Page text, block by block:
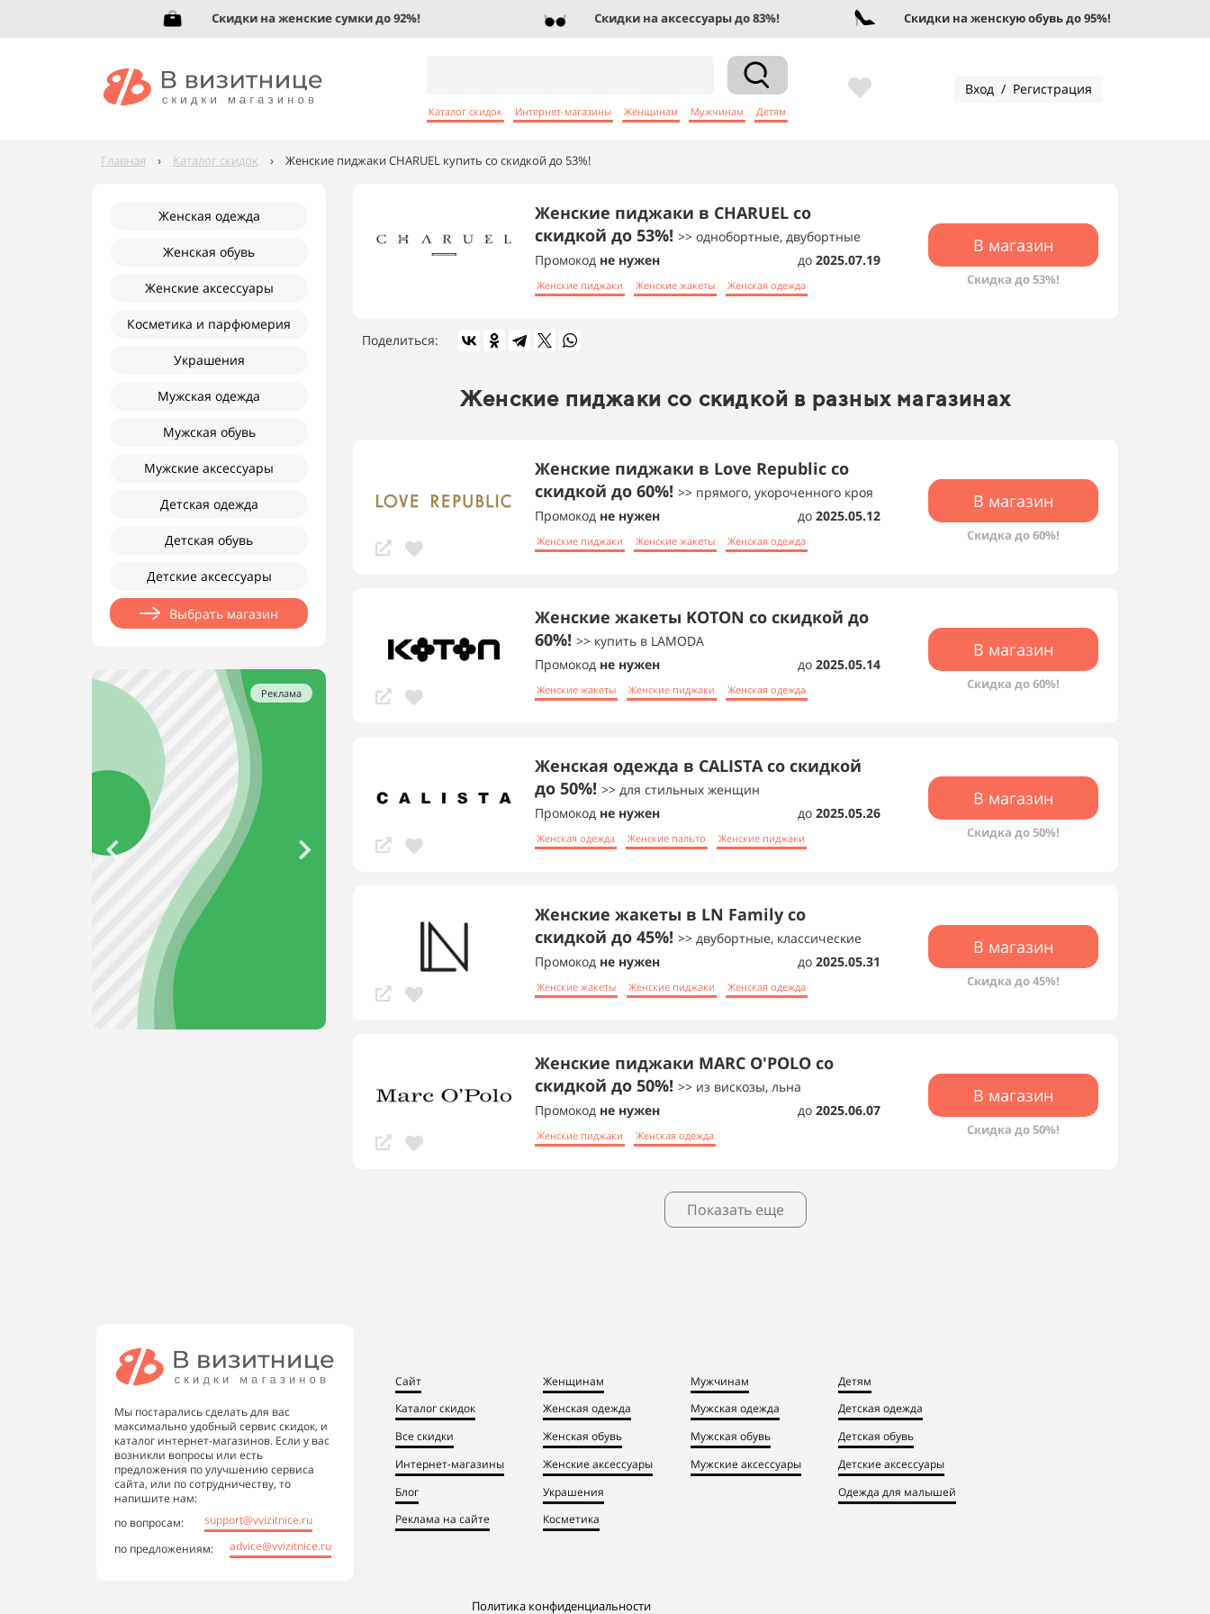
Скидки на женские сумки до 92%! Скидки на аксессуары до 83%! Скидки на женскую обувь до 95%!
Каталог скидок Интернет-магазины Женщинам Мужчинам Детям
Вход / Регистрация
Главная › Каталог скидок › Женские пиджаки CHARUEL купить со скидкой до 53%!
Женская одежда
Женская обувь
Женские аксессуары
Косметика и парфюмерия
Украшения
Мужская одежда
Мужская обувь
Мужские аксессуары
Детская одежда
Детская обувь
Детские аксессуары
Выбрать магазин
Реклама
Женские пиджаки в CHARUEL со
скидкой до 53%! >> однобортные, двубортные
Промокод не нужен до 2025.07.19
Женские пиджаки Женские жакеты Женская одежда
В магазин
Скидка до 53%!
Поделиться:
Женские пиджаки со скидкой в разных магазинах
Женские пиджаки в Love Republic со
скидкой до 60%! >> прямого, укороченного кроя
Промокод не нужен до 2025.05.12
Женские пиджаки Женские жакеты Женская одежда
В магазин
Скидка до 60%!
Женские жакеты KOTON со скидкой до
60%! >> купить в LAMODA
Промокод не нужен до 2025.05.14
Женские жакеты Женские пиджаки Женская одежда
В магазин
Скидка до 60%!
Женская одежда в CALISTA со скидкой
до 50%! >> для стильных женщин
Промокод не нужен до 2025.05.26
Женская одежда Женские пальто Женские пиджаки
В магазин
Скидка до 50%!
Женские жакеты в LN Family со
скидкой до 45%! >> двубортные, классические
Промокод не нужен до 2025.05.31
Женские жакеты Женские пиджаки Женская одежда
В магазин
Скидка до 45%!
Женские пиджаки MARC O'POLO со
скидкой до 50%! >> из вискозы, льна
Промокод не нужен до 2025.06.07
Женские пиджаки Женская одежда
В магазин
Скидка до 50%!
Показать еще
Мы постарались сделать для вас
максимально удобный сервис скидок, и
каталог интернет-магазинов. Если у вас
возникли вопросы или есть
предложения по улучшению сервиса
сайта, или по сотрудничеству, то
напишите нам:
по вопросам:
support@vvizitnice.ru
по предложениям:
advice@vvizitnice.ru
Сайт
Каталог скидок
Все скидки
Интернет-магазины
Блог
Реклама на сайте
Женщинам
Женская одежда
Женская обувь
Женские аксессуары
Украшения
Косметика
Мужчинам
Мужская одежда
Мужская обувь
Мужские аксессуары
Детям
Детская одежда
Детская обувь
Детские аксессуары
Одежда для малышей
Политика конфиденциальности